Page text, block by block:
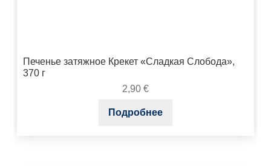
Печенье затяжное Крекет «Сладкая Слобода»,
370 г
2,90 €
Подробнее